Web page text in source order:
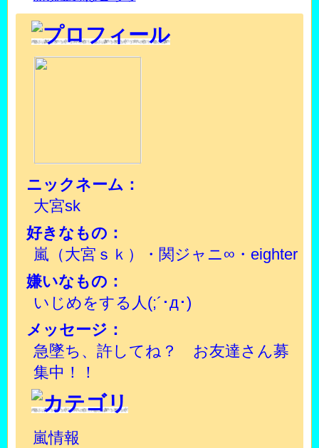
ニックネーム：
大宮sk
好きなもの：
嵐（大宮ｓｋ）・関ジャニ∞・eighter
嫌いなもの：
いじめをする人(;´･д･)
メッセージ：
急墜ち、許してね？ お友達さん募
集中！！
嵐情報